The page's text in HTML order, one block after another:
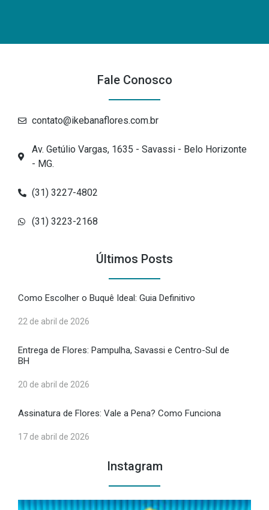
Fale Conosco
contato@ikebanaflores.com.br
Av. Getúlio Vargas, 1635 - Savassi - Belo Horizonte
- MG.
(31) 3227-4802
(31) 3223-2168
Últimos Posts
Como Escolher o Buquê Ideal: Guia Definitivo
22 de abril de 2026
Entrega de Flores: Pampulha, Savassi e Centro-Sul de
BH
20 de abril de 2026
Assinatura de Flores: Vale a Pena? Como Funciona
17 de abril de 2026
Instagram